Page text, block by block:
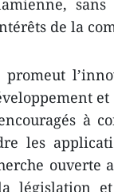
de la
à
les
ouverte
législation